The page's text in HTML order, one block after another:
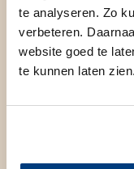
te analyseren. Zo
verbeteren.
website goed te
te kunnen laten zien.
Vorige stap